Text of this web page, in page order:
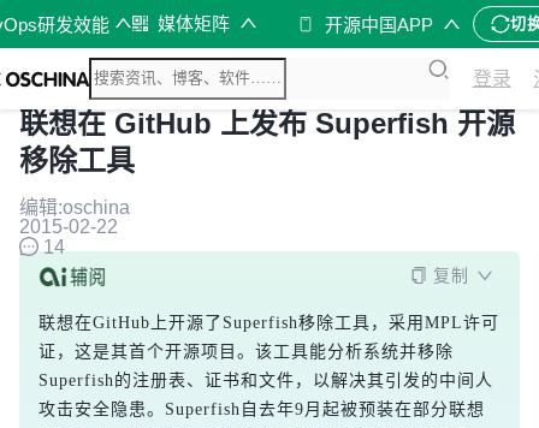
研发效能 媒体矩阵 开源中国APP 切
登录
联想在 GitHub 上发布 Superfish 开源
移除工具
编辑:oschina
2015-02-22
14
复制
联想在GitHub上开源了Superfish移除工具，采用MPL许可
证，这是其首个开源项目。该工具能分析系统并移除
Superfish的注册表、证书和文件，以解决其引发的中间人
攻击安全隐患。Superfish自去年9月起被预装在部分联想